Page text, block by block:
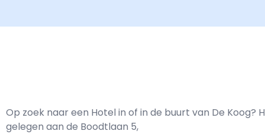
Op zoek naar een Hotel in of in de buurt van De Koog?
gelegen aan de Boodtlaan 5,